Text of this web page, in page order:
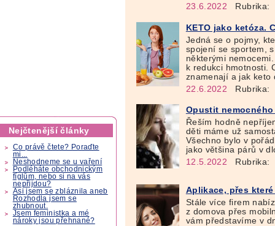
Nejčtenější články
Co právě čtete? Poraďte
mi...
Neshodneme se u vaření
Podléháte obchodnickým
fíglům, nebo si na vás
nepřijdou?
Asi jsem se zbláznila aneb
Rozhodla jsem se
zhubnout.
Jsem feministka a mé
nároky jsou přehnané?
23.6.2022 Rubrika:
KETO jako ketóza.
Jedná se o pojmy,
spojení se sportem,
některými
k redukci hmotnosti.
znamenají a jak keto
22.6.2022 Rubrika:
Opustit
Řeším hodně
děti máme už
Všechno bylo v
jako většina párů v
12.5.2022 Rubrika:
Aplikace, přes
Stále více firem
z domova přes
vám představíme v